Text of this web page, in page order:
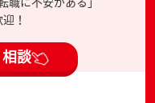
！
談